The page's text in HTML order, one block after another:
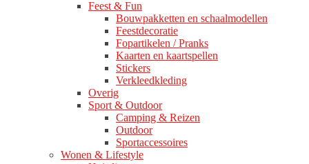
Feest & Fun
Bouwpakketten en schaalmodellen
Feestdecoratie
Fopartikelen / Pranks
Kaarten en kaartspellen
Stickers
Verkleedkleding
Overig
Sport & Outdoor
Camping & Reizen
Outdoor
Sportaccessoires
Wonen & Lifestyle